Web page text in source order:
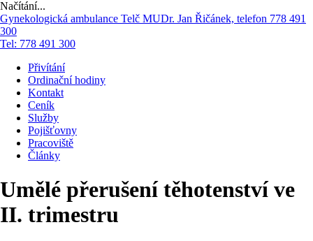
Načítání...
Přejít
k
obsahu
Gynekologická ambulance Telč MUDr. Jan Řičánek, telefon 778 491
300
Tel: 778 491 300
Přivítání
Ordinační hodiny
Kontakt
Ceník
Služby
Pojišťovny
Pracoviště
Články
Umělé přerušení těhotenství ve
II. trimestru